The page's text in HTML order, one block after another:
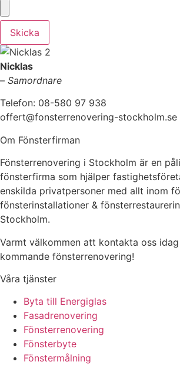
Skicka
Nicklas
– Samordnare
Telefon: 08-580 97 938
offert@fonsterrenovering-stockholm.se
Om Fönsterfirman
Fönsterrenovering i Stockholm är en
fönsterfirma som hjälper
enskilda privatpersoner med allt inom
fönsterinstallationer &
Stockholm.
Varmt välkommen att kontakta oss
kommande fönsterrenovering!
Våra tjänster
Byta till Energiglas
Fasadrenovering
Fönsterrenovering
Fönsterbyte
Fönstermålning